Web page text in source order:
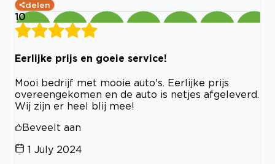
delen
10
Eerlijke prijs en goeie service!
Mooi bedrijf met mooie auto's. Eerlijke prijs
overeengekomen en de auto is netjes afgeleverd.
Wij zijn er heel blij mee!
Beveelt aan
1 July 2024